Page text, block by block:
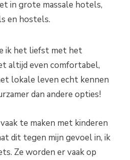
in grote massale hotels,
en hostels.
ik het liefst met het
altijd even comfortabel,
lokale leven echt kennen
dan andere opties!
te maken met kinderen
dit tegen mijn gevoel in, ik
Ze worden er vaak op